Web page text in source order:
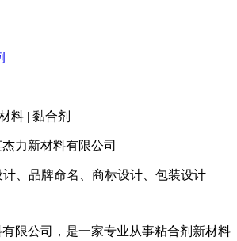
料 | 黏合剂
力新材料有限公司
、品牌命名、商标设计、包装设计
限公司，是一家专业从事粘合剂新材料